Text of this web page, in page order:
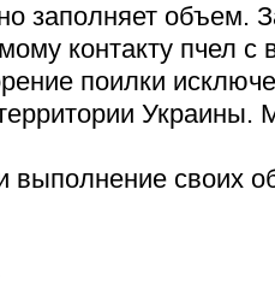
заполняет объем.
контакту пчел с
поилки
Украины.
выполнение своих